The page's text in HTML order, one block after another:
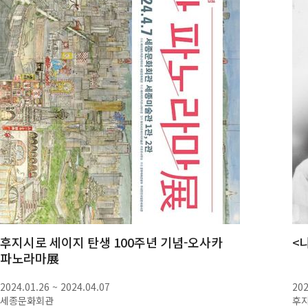
후지시로 세이지 탄생 100주년 기념-오사카
파노라마展
2024.01.26 ~ 2024.04.07
세종문화회관
<
후